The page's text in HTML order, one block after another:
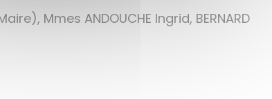
Mmes ANDOUCHE Ingrid, BERNARD